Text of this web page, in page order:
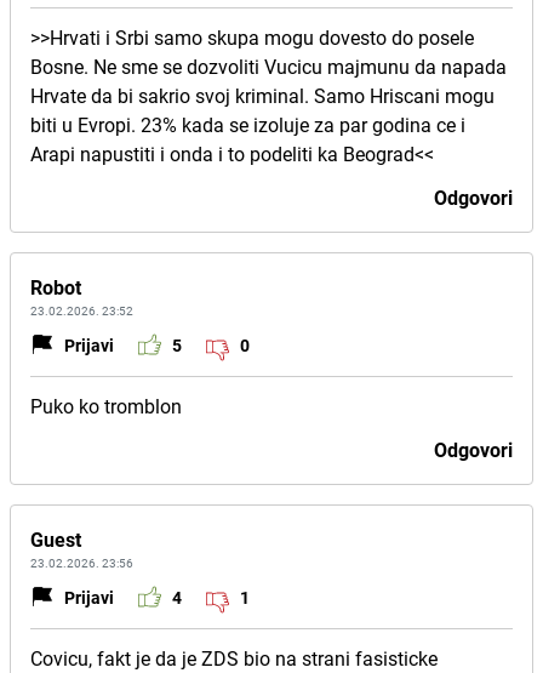
>>Hrvati i Srbi samo skupa mogu dovesto do posele
Bosne. Ne sme se dozvoliti Vucicu majmunu da napada
Hrvate da bi sakrio svoj kriminal. Samo Hriscani mogu
biti u Evropi. 23% kada se izoluje za par godina ce i
Arapi napustiti i onda i to podeliti ka Beograd<<
Odgovori
Robot
23.02.2026. 23:52
Prijavi 5 0
Puko ko tromblon
Odgovori
Guest
23.02.2026. 23:56
Prijavi 4 1
Covicu, fakt je da je ZDS bio na strani fasisticke